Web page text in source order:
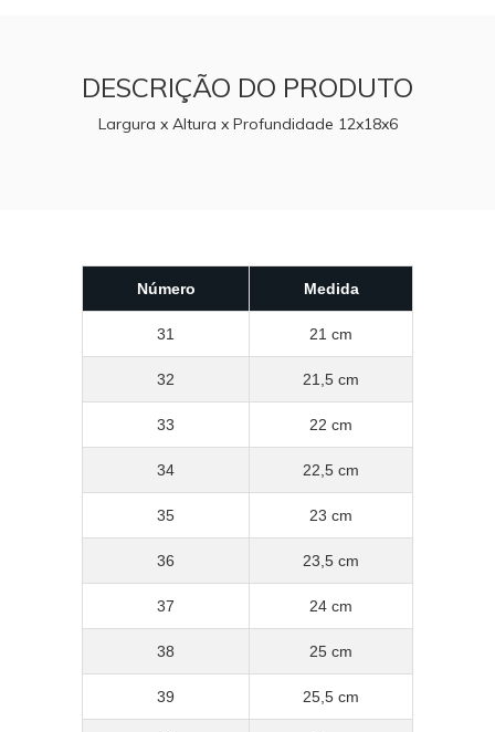
DESCRIÇÃO DO PRODUTO
Largura x Altura x Profundidade 12x18x6
Número Medida
31 21 cm
32 21,5 cm
33 22 cm
34 22,5 cm
35 23 cm
36 23,5 cm
37 24 cm
38 25 cm
39 25,5 cm